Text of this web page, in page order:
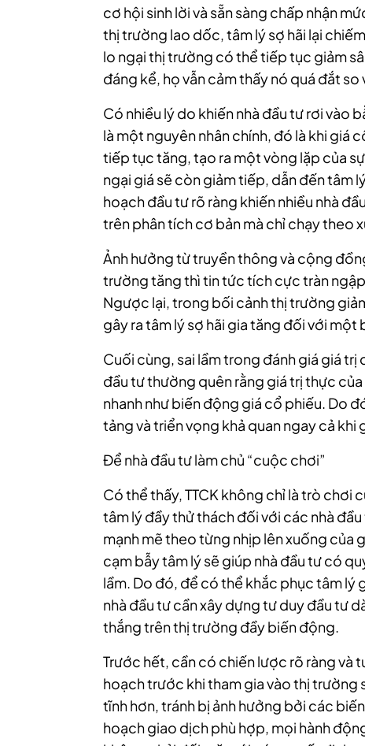
cơ hội sinh lời và sẵn sàng chấp nhận
thị trường lao dốc, tâm lý sợ hãi lại
lo ngại thị trường có thể tiếp tục giảm
đáng kể, họ vẫn cảm thấy nó quá đắt
Có nhiều lý do khiến nhà đầu tư rơi vào
là một nguyên nhân chính, đó là khi giá
tiếp tục tăng, tạo ra một vòng lặp của
ngại giá sẽ còn giảm tiếp, dẫn đến tâm
hoạch đầu tư rõ ràng khiến nhiều nhà
trên phân tích cơ bản mà chỉ chạy theo
Ảnh hưởng từ truyền thông và cộng
trường tăng thì tin tức tích cực tràn
Ngược lại, trong bối cảnh thị trường
gây ra tâm lý sợ hãi gia tăng đối với một
Cuối cùng, sai lầm trong đánh giá giá trị
đầu tư thường quên rằng giá trị thực
nhanh như biến động giá cổ phiếu. Do
tảng và triển vọng khả quan ngay cả khi
Để nhà đầu tư làm chủ “cuộc chơi”
Có thể thấy, TTCK không chỉ là trò chơi
tâm lý đầy thử thách đối với các nhà
mạnh mẽ theo từng nhịp lên xuống của
cạm bẫy tâm lý sẽ giúp nhà đầu tư có
lầm. Do đó, để có thể khắc phục tâm lý
nhà đầu tư cần xây dựng tư duy đầu tư
thắng trên thị trường đầy biến động.
Trước hết, cần có chiến lược rõ ràng và
hoạch trước khi tham gia vào thị trường
tĩnh hơn, tránh bị ảnh hưởng bởi các
hoạch giao dịch phù hợp, mọi hành